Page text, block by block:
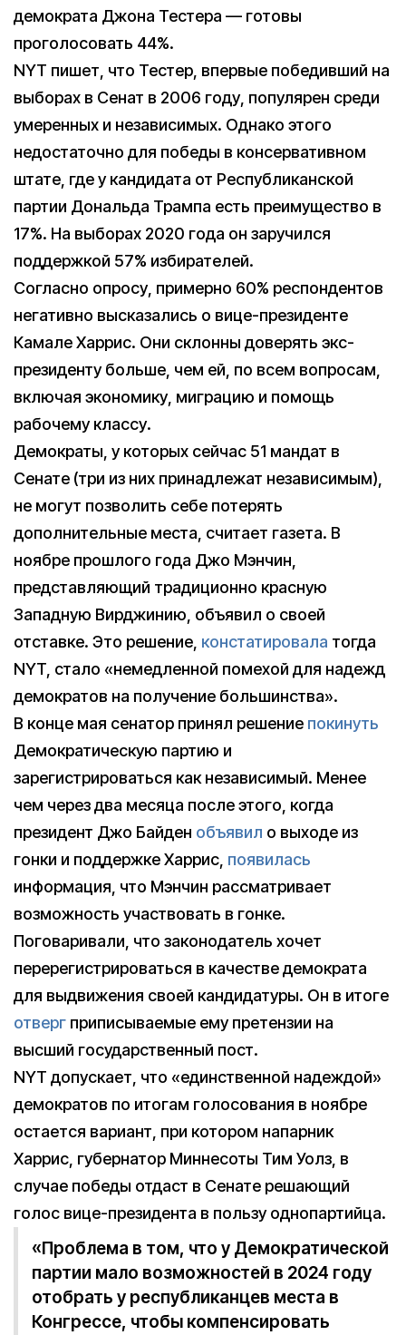
демократа Джона Тестера — готовы
проголосовать 44%.
NYT пишет, что Тестер, впервые победивший на
выборах в Сенат в 2006 году, популярен среди
умеренных и независимых. Однако этого
недостаточно для победы в консервативном
штате, где у кандидата от Республиканской
партии Дональда Трампа есть преимущество в
17%. На выборах 2020 года он заручился
поддержкой 57% избирателей.
Согласно опросу, примерно 60% респондентов
негативно высказались о вице-президенте
Камале Харрис. Они склонны доверять экс-
президенту больше, чем ей, по всем вопросам,
включая экономику, миграцию и помощь
рабочему классу.
Демократы, у которых сейчас 51 мандат в
Сенате (три из них принадлежат независимым),
не могут позволить себе потерять
дополнительные места, считает газета. В
ноябре прошлого года Джо Мэнчин,
представляющий традиционно красную
Западную Вирджинию, объявил о своей
отставке. Это решение, констатировала тогда
NYT, стало «немедленной помехой для надежд
демократов на получение большинства».
В конце мая сенатор принял решение покинуть
Демократическую партию и
зарегистрироваться как независимый. Менее
чем через два месяца после этого, когда
президент Джо Байден объявил о выходе из
гонки и поддержке Харрис, появилась
информация, что Мэнчин рассматривает
возможность участвовать в гонке.
Поговаривали, что законодатель хочет
перерегистрироваться в качестве демократа
для выдвижения своей кандидатуры. Он в итоге
отверг приписываемые ему претензии на
высший государственный пост.
NYT допускает, что «единственной надеждой»
демократов по итогам голосования в ноябре
остается вариант, при котором напарник
Харрис, губернатор Миннесоты Тим Уолз, в
случае победы отдаст в Сенате решающий
голос вице-президента в пользу однопартийца.
«Проблема в том, что у Демократической
партии мало возможностей в 2024 году
отобрать у республиканцев места в
Конгрессе, чтобы компенсировать